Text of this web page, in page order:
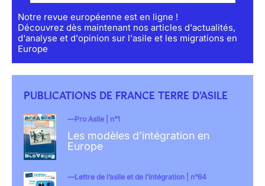
Notre revue européenne est en ligne !
Découvrez dès maintenant nos articles d'actualités,
d'analyse et d'opinion sur l'asile et les migrations en
Europe
PUBLICATIONS DE FRANCE TERRE D'ASILE
Pro Asile | n°1
Les modèles d'intégration en
Europe
Lettre de l’asile et de l’intégration | n°64